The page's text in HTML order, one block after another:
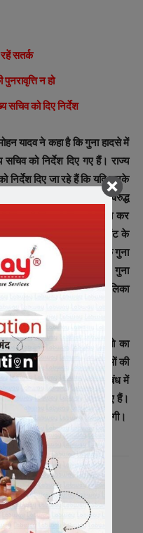
सतर्क
न हो
को दिए निर्देश
यादव ने कहा है कि गुना हादसे में
सचिव को निर्देश दिए गए हैं। राज्य
दिए जा रहे हैं कि यदि उनके
बरती जाए और दोषियों के विरुद्ध
की भी जिम्मेदारी तय कर
गुना दुर्घटना के प्रभावितों से भेंट के
कर रहे थे। उल्लेखनीय है कि गुना
को निलंबित किया गया है। गुना
कराए जाने के कारण नगर पालिका
विभाग के वरिष्ठ अधिकारियो का
की जाएगी। ऐसी घटनाओं की
यह संवेदनशील विषय है। इस संबंध में
अंकुश के लिए भी निर्देश दिए हैं।
रूप से सख्त कार्रवाई करेगी।